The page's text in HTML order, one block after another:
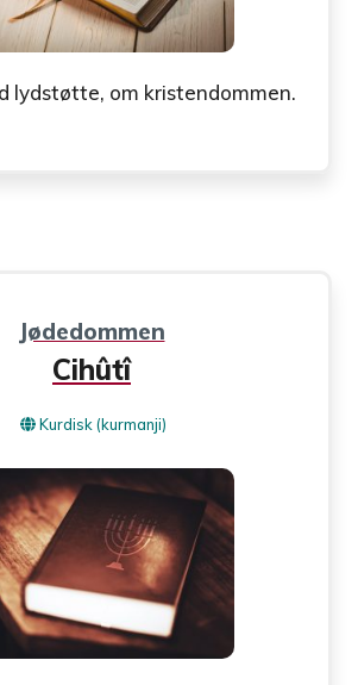
lydstøtte, om kristendommen.
Jødedommen
Cihûtî
Kurdisk (kurmanji)